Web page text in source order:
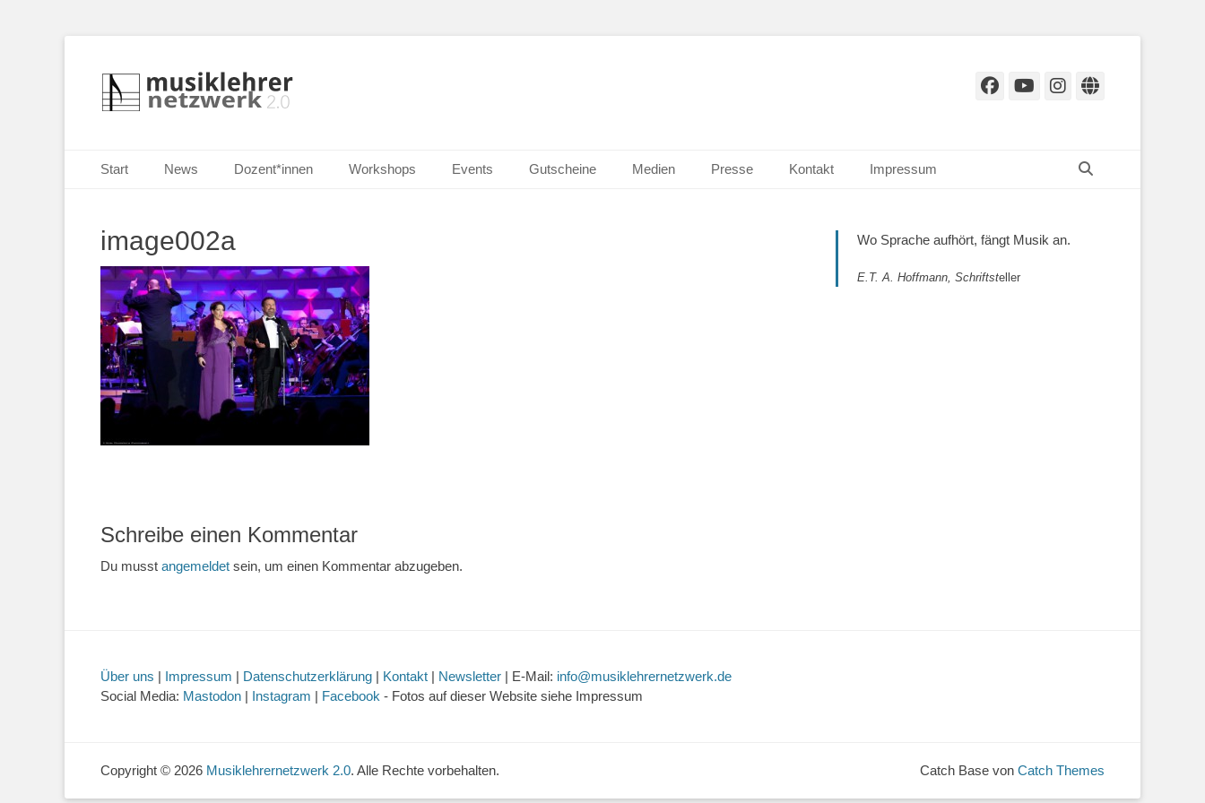
Musiklehrernetzwerk 2.0
Selbständige Musikpädagoginnen und Musikpädagogen in Wiesbaden Facebook
YouTube
Instagram
Website
Primäres Menü
Inhalt
Start News Dozent*innen Workshops Events Gutscheine Medien Presse Kontakt Impressum
image002a
Schreibe einen Kommentar
Du musst angemeldet sein, um einen Kommentar abzugeben.
Wo Sprache aufhört, fängt Musik an.
E.T. A. Hoffmann, Schriftsteller
Über uns | Impressum | Datenschutzerklärung | Kontakt | Newsletter | E-Mail: info@musiklehrernetzwerk.de
Social Media: Mastodon | Instagram | Facebook - Fotos auf dieser Website siehe Impressum
Copyright © 2026 Musiklehrernetzwerk 2.0. Alle Rechte vorbehalten. Catch Base von Catch Themes